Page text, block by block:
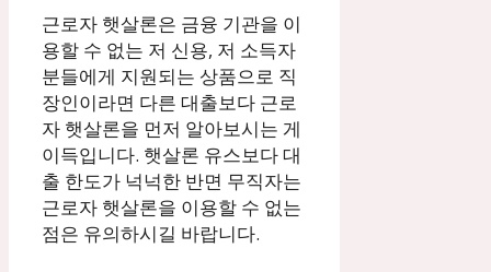
근로자 햇살론은 금융 기관을 이
용할 수 없는 저 신용, 저 소득자
분들에게 지원되는 상품으로 직
장인이라면 다른 대출보다 근로
자 햇살론을 먼저 알아보시는 게
이득입니다. 햇살론 유스보다 대
출 한도가 넉넉한 반면 무직자는
근로자 햇살론을 이용할 수 없는
점은 유의하시길 바랍니다.